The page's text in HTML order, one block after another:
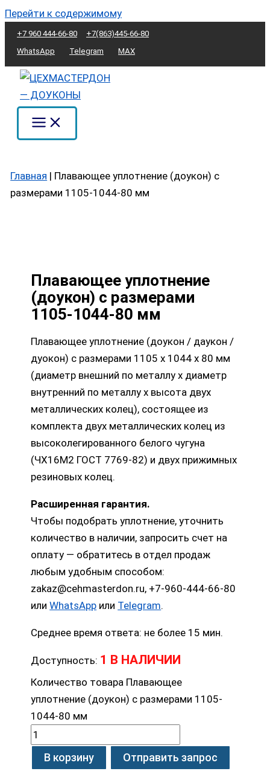
Перейти к содержимому
+7 960 444-66-80
+7(863)445-66-80
WhatsApp
Telegram MAX
Главная | Плавающее уплотнение (доукон) с
размерами 1105-1044-80 мм
Плавающее уплотнение
(доукон) с размерами
1105-1044-80 мм
Плавающее уплотнение (доукон / даукон /
дуокон) с размерами 1105 х 1044 х 80 мм
(диаметр внешний по металлу х диаметр
внутренний по металлу х высота двух
металлических колец), состоящее из
комплекта двух металлических колец из
высоколегированного белого чугуна
(ЧХ16М2 ГОСТ 7769-82) и двух прижимных
резиновых колец.
Расширенная гарантия.
Чтобы подобрать уплотнение, уточнить
количество в наличии, запросить счет на
оплату — обратитесь в отдел продаж
любым удобным способом:
zakaz@cehmasterdon.ru, +7-960-444-66-80
илиWhatsApp или Telegram.
Среднее время ответа: не более 15 мин.
Доступность: 1 В НАЛИЧИИ
Количество товара Плавающее
уплотнение (доукон) с размерами 1105-
1044-80 мм
В корзину Отправить запрос